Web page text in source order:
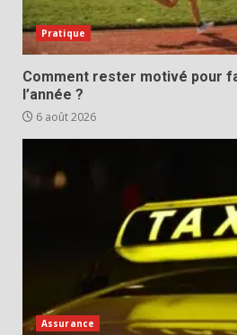
Pratique
Comment rester motivé pour
l’année ?
6 août 2026
Assurance